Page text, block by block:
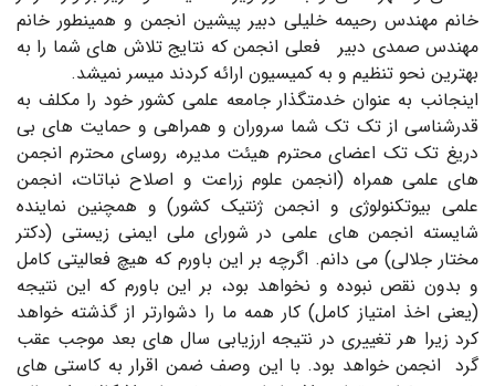
خانم مهندس رحیمه خلیلی دبیر پیشین انجمن و همینطور خانم
مهندس صمدی دبیر فعلی انجمن که نتایج تلاش های شما را به
بهترین نحو تنظیم و به کمیسیون ارائه کردند میسر نمیشد.
اینجانب به عنوان خدمتگذار جامعه علمی کشور خود را مکلف به
قدرشناسی از تک تک شما سروران و همراهی و حمایت های بی
دریغ تک تک اعضای محترم هیئت مدیره، روسای محترم انجمن
های علمی همراه (انجمن علوم زراعت و اصلاح نباتات، انجمن
علمی بیوتکنولوژی و انجمن ژنتیک کشور) و همچنین نماینده
شایسته انجمن های علمی در شورای ملی ایمنی زیستی (دکتر
مختار جلالی) می دانم. اگرچه بر این باورم که هیچ فعالیتی کامل
و بدون نقص نبوده و نخواهد بود، بر این باورم که این نتیجه
(یعنی اخذ امتیاز کامل) کار همه ما را دشوارتر از گذشته خواهد
کرد زیرا هر تغییری در نتیجه ارزیابی سال های بعد موجب عقب
گرد انجمن خواهد بود. با این وصف ضمن اقرار به کاستی های